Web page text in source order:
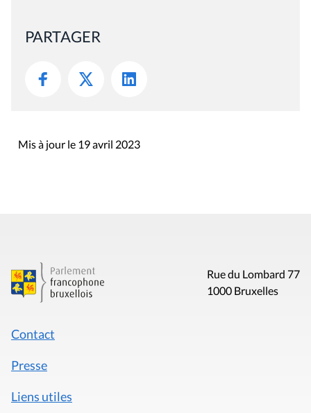
PARTAGER
Mis à jour le 19 avril 2023
Rue du Lombard 77
1000 Bruxelles
Contact
Presse
Liens utiles